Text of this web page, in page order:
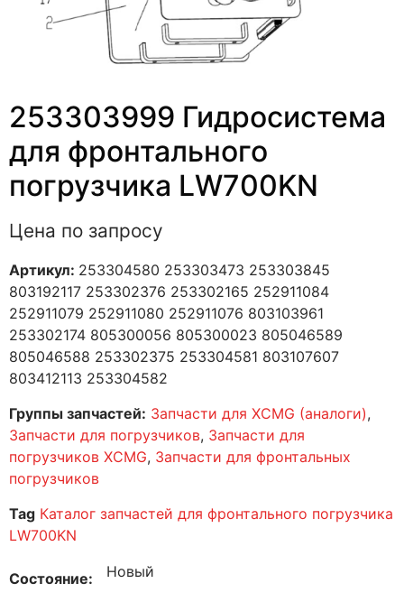
253303999 Гидросистема
для фронтального
погрузчика LW700KN
Цена по запросу
Артикул: 253304580 253303473 253303845
803192117 253302376 253302165 252911084
252911079 252911080 252911076 803103961
253302174 805300056 805300023 805046589
805046588 253302375 253304581 803107607
803412113 253304582
Группы запчастей: Запчасти для XCMG (аналоги),
Запчасти для погрузчиков, Запчасти для
погрузчиков XCMG, Запчасти для фронтальных
погрузчиков
Tag Каталог запчастей для фронтального погрузчика
LW700KN
Состояние Новый